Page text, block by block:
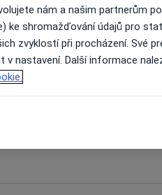
nejsou k dispozici
informace o svých službách.
nám a našim partnerům
ke shromažďování údajů pro
zvyklostí při procházení. Své
v nastavení. Další informace